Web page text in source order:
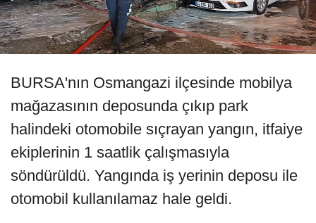
BURSA'nın Osmangazi ilçesinde mobilya
mağazasının deposunda çıkıp park
halindeki otomobile sıçrayan yangın, itfaiye
ekiplerinin 1 saatlik çalışmasıyla
söndürüldü. Yangında iş yerinin deposu ile
otomobil kullanılamaz hale geldi.